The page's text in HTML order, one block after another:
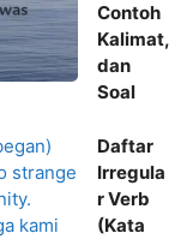
Contoh
Kalimat,
dan
Soal
Daftar
Irregula
r Verb
(Kata